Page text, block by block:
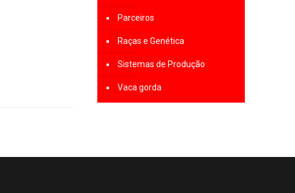
Parceiros
Raças e Genética
Sistemas de Produção
Vaca gorda